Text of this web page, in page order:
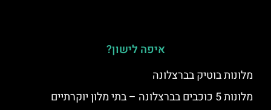
איפה לישון?
מלונות בוטיק בברצלונה
מלונות 5 כוכבים בברצלונה – בתי מלון יוקרתיים